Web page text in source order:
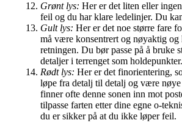
Grønt lys: Her er det liten eller
feil og du har klare ledelinjer. Du
Gult lys: Her er det noe større fare
må være konsentrert og nøyaktig og
retningen. Du bør passe på å bruke
detaljer i terrenget som holdepunkter.
Rødt lys: Her er det finorientering,
løpe fra detalj til detalj og være
finner ofte denne sonen inn mot
tilpasse farten etter dine egne o-
du er sikker på at du ikke løper feil.